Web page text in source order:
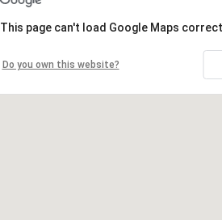
This page can't load Google Maps
Do you own this website?